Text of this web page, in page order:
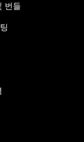
번들